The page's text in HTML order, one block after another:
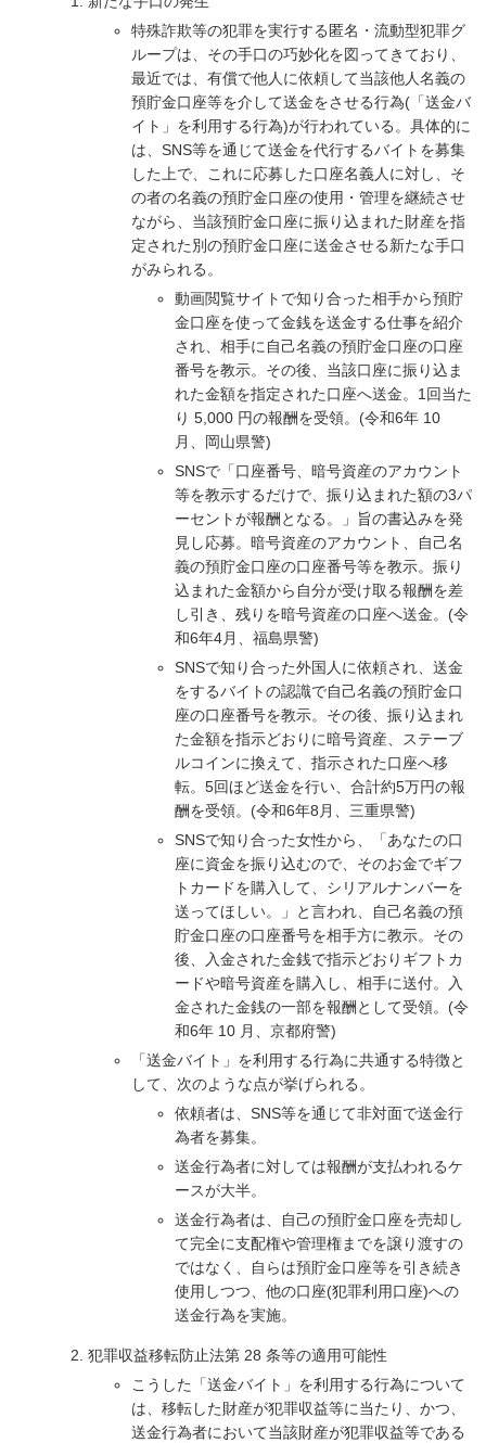
特殊詐欺等の犯罪を実行する匿名・流動型犯罪グ
ループは、その手口の巧妙化を図ってきており、
最近では、有償で他人に依頼して当該他人名義の
預貯金口座等を介して送金をさせる行為(「送金バ
イト」を利用する行為)が行われている。具体的に
は、SNS等を通じて送金を代行するバイトを募集
した上で、これに応募した口座名義人に対し、そ
の者の名義の預貯金口座の使用・管理を継続させ
ながら、当該預貯金口座に振り込まれた財産を指
定された別の預貯金口座に送金させる新たな手口
がみられる。
動画閲覧サイトで知り合った相手から預貯
金口座を使って金銭を送金する仕事を紹介
され、相手に自己名義の預貯金口座の口座
番号を教示。その後、当該口座に振り込ま
れた金額を指定された口座へ送金。1回当た
り 5,000 円の報酬を受領。(令和6年 10
月、岡山県警)
SNSで「口座番号、暗号資産のアカウント
等を教示するだけで、振り込まれた額の3パ
ーセントが報酬となる。」旨の書込みを発
見し応募。暗号資産のアカウント、自己名
義の預貯金口座の口座番号等を教示。振り
込まれた金額から自分が受け取る報酬を差
し引き、残りを暗号資産の口座へ送金。(令
和6年4月、福島県警)
SNSで知り合った外国人に依頼され、送金
をするバイトの認識で自己名義の預貯金口
座の口座番号を教示。その後、振り込まれ
た金額を指示どおりに暗号資産、ステーブ
ルコインに換えて、指示された口座へ移
転。5回ほど送金を行い、合計約5万円の報
酬を受領。(令和6年8月、三重県警)
SNSで知り合った女性から、「あなたの口
座に資金を振り込むので、そのお金でギフ
トカードを購入して、シリアルナンバーを
送ってほしい。」と言われ、自己名義の預
貯金口座の口座番号を相手方に教示。その
後、入金された金銭で指示どおりギフトカ
ードや暗号資産を購入し、相手に送付。入
金された金銭の一部を報酬として受領。(令
和6年 10 月、京都府警)
「送金バイト」を利用する行為に共通する特徴と
して、次のような点が挙げられる。
依頼者は、SNS等を通じて非対面で送金行
為者を募集。
送金行為者に対しては報酬が支払われるケ
ースが大半。
送金行為者は、自己の預貯金口座を売却し
て完全に支配権や管理権までを譲り渡すの
ではなく、自らは預貯金口座等を引き続き
使用しつつ、他の口座(犯罪利用口座)への
送金行為を実施。
犯罪収益移転防止法第 28 条等の適用可能性
こうした「送金バイト」を利用する行為について
は、移転した財産が犯罪収益等に当たり、かつ、
送金行為者において当該財産が犯罪収益等である